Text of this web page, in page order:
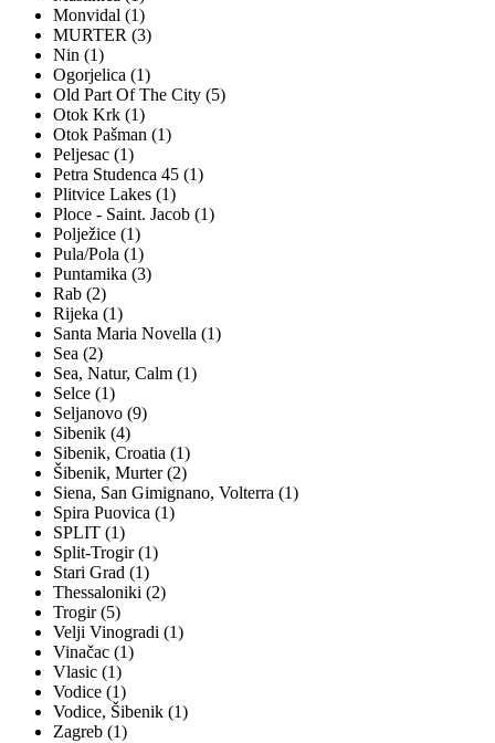
Monvidal (1)
MURTER (3)
Nin (1)
Ogorjelica (1)
Old Part Of The City (5)
Otok Krk (1)
Otok Pašman (1)
Peljesac (1)
Petra Studenca 45 (1)
Plitvice Lakes (1)
Ploce - Saint. Jacob (1)
Polježice (1)
Pula/Pola (1)
Puntamika (3)
Rab (2)
Rijeka (1)
Santa Maria Novella (1)
Sea (2)
Sea, Natur, Calm (1)
Selce (1)
Seljanovo (9)
Sibenik (4)
Sibenik, Croatia (1)
Šibenik, Murter (2)
Siena, San Gimignano, Volterra (1)
Spira Puovica (1)
SPLIT (1)
Split-Trogir (1)
Stari Grad (1)
Thessaloniki (2)
Trogir (5)
Velji Vinogradi (1)
Vinačac (1)
Vlasic (1)
Vodice (1)
Vodice, Šibenik (1)
Zagreb (1)